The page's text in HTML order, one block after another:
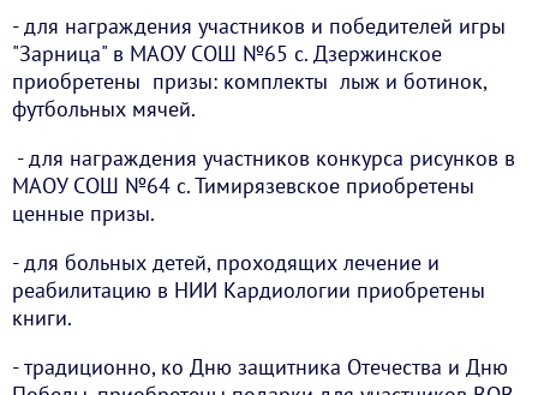
- для награждения участников и победителей игры
"Зарница" в МАОУ СОШ №65 с. Дзержинское
приобретены призы: комплекты лыж и ботинок,
футбольных мячей.
- для награждения участников конкурса рисунков в
МАОУ СОШ №64 с. Тимирязевское приобретены
ценные призы.
- для больных детей, проходящих лечение и
реабилитацию в НИИ Кардиологии приобретены
книги.
- традиционно, ко Дню защитника Отечества и Дню